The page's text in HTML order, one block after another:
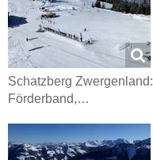
Schatzberg Zwergenland:
Förderband,…